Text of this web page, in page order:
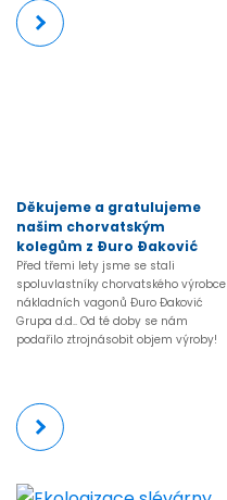
Více
Děkujeme a gratulujeme
našim chorvatským
kolegům z Đuro Đaković
Před třemi lety jsme se stali
spoluvlastníky chorvatského výrobce
nákladních vagonů Đuro Đaković
Grupa d.d.. Od té doby se nám
podařilo ztrojnásobit objem výroby!
Více